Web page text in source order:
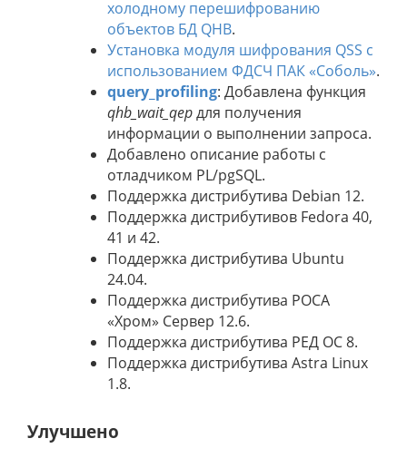
холодному перешифрованию
объектов БД QHB.
Установка модуля шифрования QSS с
использованием ФДСЧ ПАК «Соболь».
query_profiling: Добавлена функция
qhb_wait_qepдля получения
информации о выполнении запроса.
Добавлено описание работы с
отладчиком PL/pgSQL.
Поддержка дистрибутива Debian 12.
Поддержка дистрибутивов Fedora 40,
41 и 42.
Поддержка дистрибутива Ubuntu
24.04.
Поддержка дистрибутива РОСА
«Хром» Сервер 12.6.
Поддержка дистрибутива РЕД ОС 8.
Поддержка дистрибутива Astra Linux
1.8.
Улучшено